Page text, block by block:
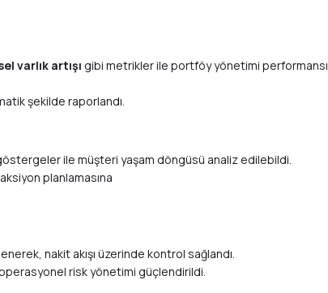
varlık artışı gibi metrikler ile portföy yönetimi performansı
şekilde raporlandı.
ile müşteri yaşam döngüsü analiz edilebildi.
planlamasına
nakit akışı üzerinde kontrol sağlandı.
risk yönetimi güçlendirildi.